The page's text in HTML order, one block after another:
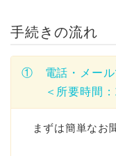
手続きの流れ
① 電話・メール
＜所要時間：
まずは簡単なお